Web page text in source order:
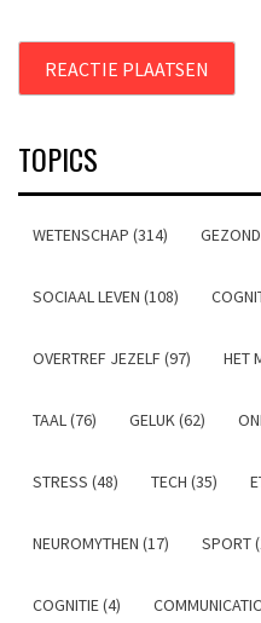
TOPICS
WETENSCHAP (314)
SOCIAAL LEVEN (108)
OVERTREF JEZELF (97) HET
TAAL (76) GELUK (62)
STRESS (48) TECH (35)
NEUROMYTHEN (17) SPORT
COGNITIE (4)